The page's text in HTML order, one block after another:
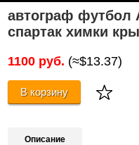
автограф футбол
спартак химки
1100 руб. (≈$13.37)
В корзину
Описание